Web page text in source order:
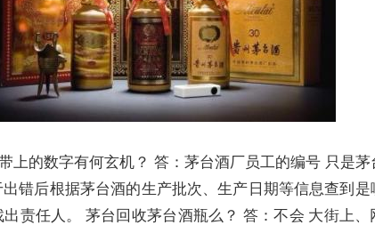
上的数字有何玄机？ 答：茅台酒厂员工的编号 只是茅
错后根据茅台酒的生产批次、生产日期等信息查到是
责任人。 茅台回收茅台酒瓶么？ 答：不会 大街上、